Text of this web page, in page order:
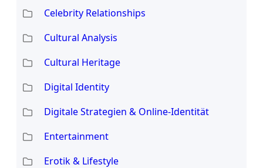
Celebrity Relationships
Cultural Analysis
Cultural Heritage
Digital Identity
Digitale Strategien & Online-Identität
Entertainment
Erotik & Lifestyle